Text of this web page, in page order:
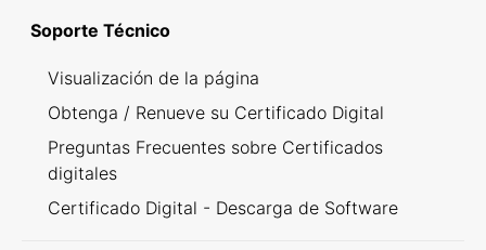
Soporte Técnico
Visualización de la página
Obtenga / Renueve su Certificado Digital
Preguntas Frecuentes sobre Certificados
digitales
Certificado Digital - Descarga de Software